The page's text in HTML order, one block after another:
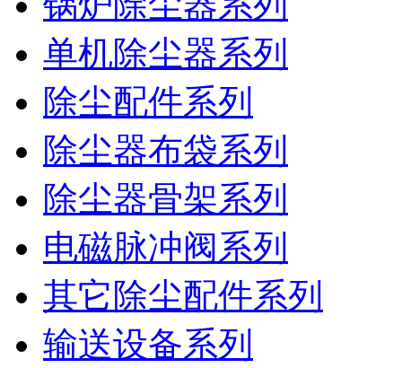
单机除尘器系列
除尘配件系列
除尘器布袋系列
除尘器骨架系列
电磁脉冲阀系列
其它除尘配件系列
输送设备系列